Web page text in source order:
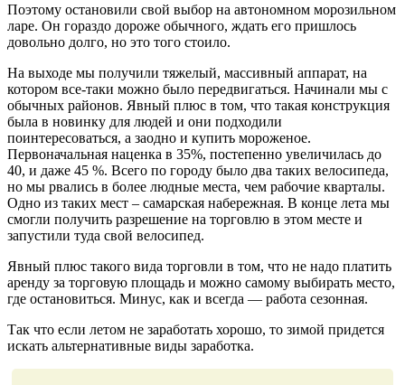
Поэтому остановили свой выбор на автономном морозильном
ларе. Он гораздо дороже обычного, ждать его пришлось
довольно долго, но это того стоило.
На выходе мы получили тяжелый, массивный аппарат, на
котором все-таки можно было передвигаться. Начинали мы с
обычных районов. Явный плюс в том, что такая конструкция
была в новинку для людей и они подходили
поинтересоваться, а заодно и купить мороженое.
Первоначальная наценка в 35%, постепенно увеличилась до
40, и даже 45 %. Всего по городу было два таких велосипеда,
но мы рвались в более людные места, чем рабочие кварталы.
Одно из таких мест – самарская набережная. В конце лета мы
смогли получить разрешение на торговлю в этом месте и
запустили туда свой велосипед.
Явный плюс такого вида торговли в том, что не надо платить
аренду за торговую площадь и можно самому выбирать место,
где остановиться. Минус, как и всегда — работа сезонная.
Так что если летом не заработать хорошо, то зимой придется
искать альтернативные виды заработка.